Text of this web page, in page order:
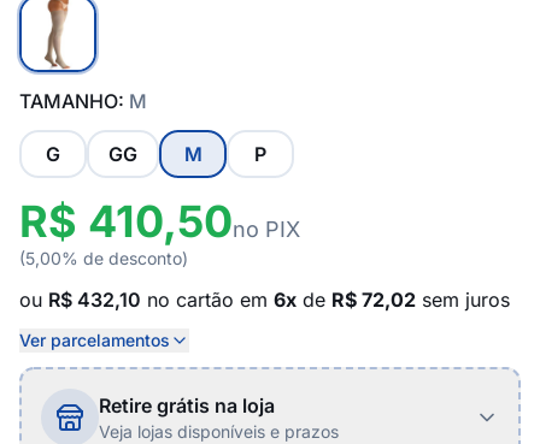
TAMANHO: M
G GG M P
R$ 410,50no PIX
(5,00% de desconto)
ou R$ 432,10 no cartão em 6x de R$ 72,02 sem juros
Ver parcelamentos
Retire grátis na loja
Veja lojas disponíveis e prazos